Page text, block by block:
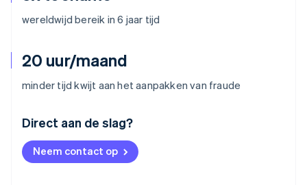
wereldwijd bereik in 6 jaar tijd
20 uur/maand
minder tijd kwijt aan het aanpakken van fraude
Direct aan de slag?
Neem contact op
Australië
English
België
NederlandsFrançais Deutsch